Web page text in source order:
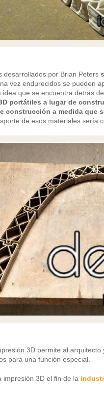
desarrollados por Brian Peters
vez endurecidos se pueden
idea que se encuentra detrás
portátiles a lugar de
construcción a medida que
de esos materiales sería
3D permite al
para una función especial.
impresión 3D el fin de la